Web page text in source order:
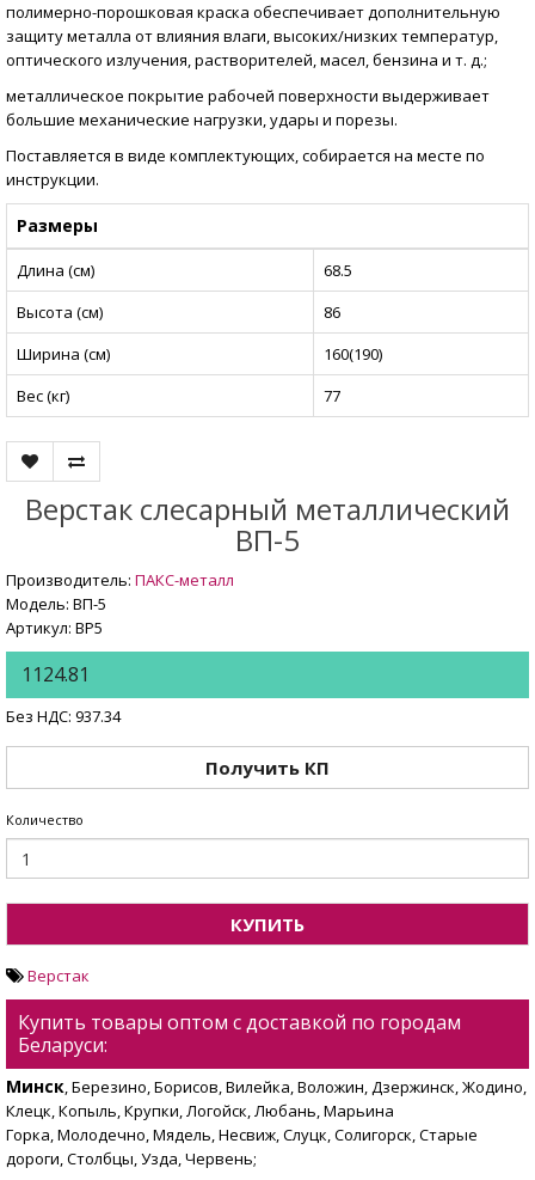
полимерно-порошковая краска обеспечивает дополнительную
защиту металла от влияния влаги, высоких/низких температур,
оптического излучения, растворителей, масел, бензина и т. д.;
металлическое покрытие рабочей поверхности выдерживает
большие механические нагрузки, удары и порезы.
Поставляется в виде комплектующих, собирается на месте по
инструкции.
Размеры
Длина (см)
68.5
Высота (см)
86
Ширина (см)
160(190)
Вес (кг)
77
Верстак слесарный металлический
ВП-5
Производитель: ПАКС-металл
Модель: ВП-5
Артикул: BP5
1124.81
Без НДС: 937.34
Получить КП
Количество
КУПИТЬ
Верстак
Купить товары оптом с доставкой по городам
Беларуси:
Минск, Березино, Борисов, Вилейка, Воложин, Дзержинск, Жодино,
Клецк, Копыль, Крупки, Логойск, Любань, Марьина
Горка, Молодечно, Мядель, Несвиж, Слуцк, Солигорск, Старые
дороги, Столбцы, Узда, Червень;